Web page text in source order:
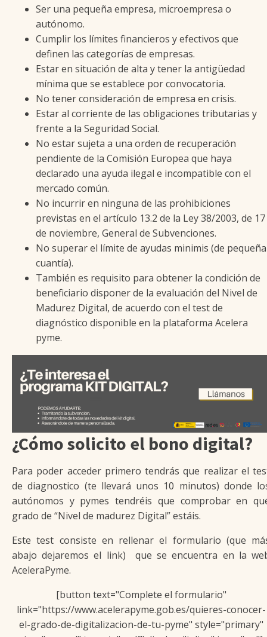
Ser una pequeña empresa, microempresa o
autónomo.
Cumplir los límites financieros y efectivos que
definen las categorías de empresas.
Estar en situación de alta y tener la antigüedad
mínima que se establece por convocatoria.
No tener consideración de empresa en crisis.
Estar al corriente de las obligaciones tributarias y
frente a la Seguridad Social.
No estar sujeta a una orden de recuperación
pendiente de la Comisión Europea que haya
declarado una ayuda ilegal e incompatible con el
mercado común.
No incurrir en ninguna de las prohibiciones
previstas en el artículo 13.2 de la Ley 38/2003, de 17
de noviembre, General de Subvenciones.
No superar el límite de ayudas minimis (de pequeña
cuantía).
También es requisito para obtener la condición de
beneficiario disponer de la evaluación del Nivel de
Madurez Digital, de acuerdo con el test de
diagnóstico disponible en la plataforma Acelera
pyme.
¿Cómo solicito el bono digital?
Para poder acceder primero tendrás que realizar el
de diagnostico (te llevará unos 10 minutos) donde
autónomos y pymes tendréis que comprobar en
grado de “Nivel de madurez Digital” estáis.
Este test consiste en rellenar el formulario (que
abajo dejaremos el link) que se encuentra en la
AceleraPyme.
[button text="Complete el formulario"
link="https://www.acelerapyme.gob.es/quieres-conocer-
el-grado-de-digitalizacion-de-tu-pyme" style="primary"